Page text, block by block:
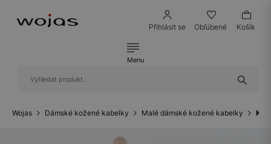
Přihlásit se Obľúbené Košík
Menu
Wojas Dámské kožené kabelky Malé dámské kožené kabelky